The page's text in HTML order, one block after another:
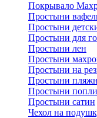
Покрывало
Простыни
Простыни
Простыни для
Простыни лен
Простыни
Простыни на
Простыни
Простыни
Простыни сатин
Чехол на